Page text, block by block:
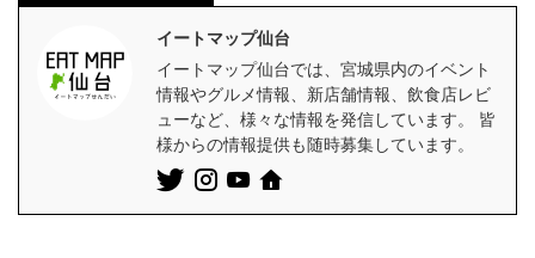
イートマップ仙台
イートマップ仙台では、宮城県内のイベント
情報やグルメ情報、新店舗情報、飲食店レビ
ューなど、様々な情報を発信しています。 皆
様からの情報提供も随時募集しています。